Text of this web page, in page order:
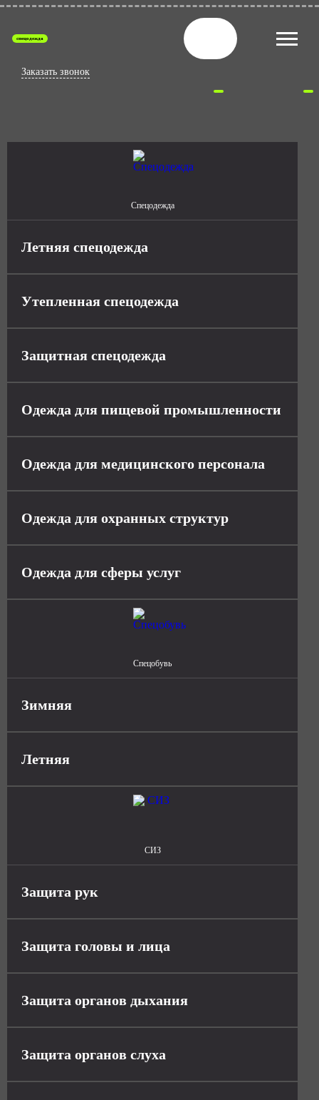
спецодежда
Заказать звонок
Спецодежда
Летняя спецодежда
Утепленная спецодежда
Защитная спецодежда
Одежда для пищевой промышленности
Одежда для медицинского персонала
Одежда для охранных структур
Одежда для сферы услуг
Спецобувь
Зимняя
Летняя
СИЗ
Защита рук
Защита головы и лица
Защита органов дыхания
Защита органов слуха